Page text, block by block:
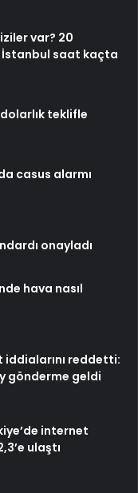
var? 20
İstanbul saat kaçta
teklifle
casus alarmı
onayladı
hava nasıl
iddialarını reddetti:
gönderme geldi
internet
ulaştı